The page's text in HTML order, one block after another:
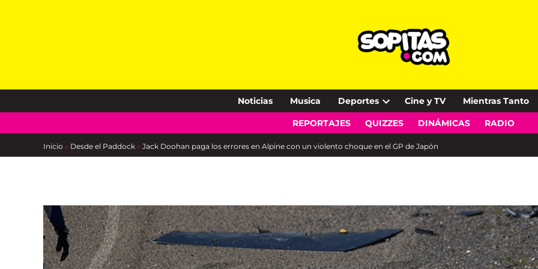
Noticias Musica Deportes
Open
dropdown
Cine y TV Mientras Tanto
REPORTAJES QUIZZES DINÁMICAS RADIO
Inicio » Desde el Paddock » Jack Doohan paga los errores en Alpine con un violento choque en el GP de Japón